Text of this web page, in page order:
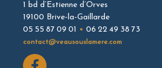
1 bd d’Estienne d’Orves
19100 Brive-la-Gaillarde
05 55 87 09 01 • 06 22 49 38 73
contact@veausouslamere.com